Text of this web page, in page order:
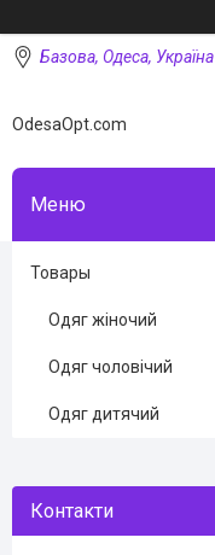
Базова, Одеса, Україна
OdesaOpt.com
Товары
Одяг жіночий
Одяг чоловічий
Одяг дитячий